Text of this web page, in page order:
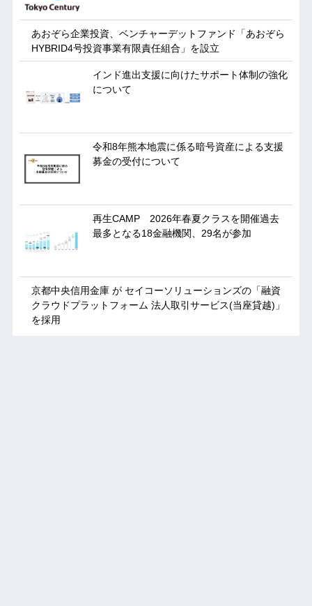
あおぞら企業投資、ベンチャーデットファンド「あおぞら
HYBRID4号投資事業有限責任組合」を設立
インド進出支援に向けたサポート体制の強化
について
令和8年熊本地震に係る暗号資産による支援
募金の受付について
再生CAMP 2026年春夏クラスを開催過去
最多となる18金融機関、29名が参加
京都中央信用金庫 が セイコーソリューションズの「融資
クラウドプラットフォーム 法人取引サービス(当座貸越)」
を採用